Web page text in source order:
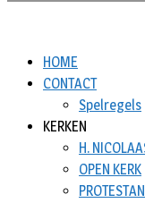
HOME
CONTACT
Spelregels
KERKEN
H.
OPEN KERK